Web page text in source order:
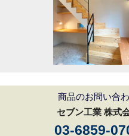
商品のお問い合
セブン工業 株式
03-6859-